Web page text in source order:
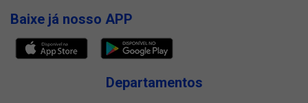
Baixe já nosso APP
Departamentos